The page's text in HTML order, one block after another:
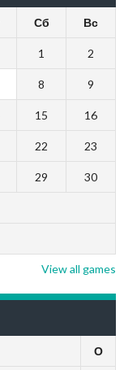
Сб Вс
1 2
8 9
15 16
22 23
29 30
View all games
О